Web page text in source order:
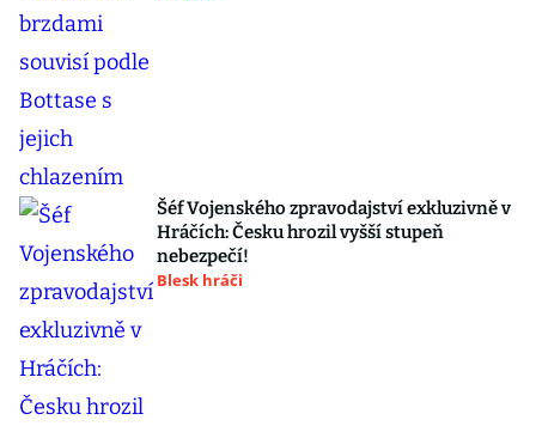
Šéf Vojenského zpravodajství exkluzivně v
Hráčích: Česku hrozil vyšší stupeň
nebezpečí!
Blesk hráči